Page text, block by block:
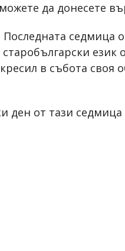
можете да донесете
Последната седмица
старобългарски език
в събота своя
ден от тази